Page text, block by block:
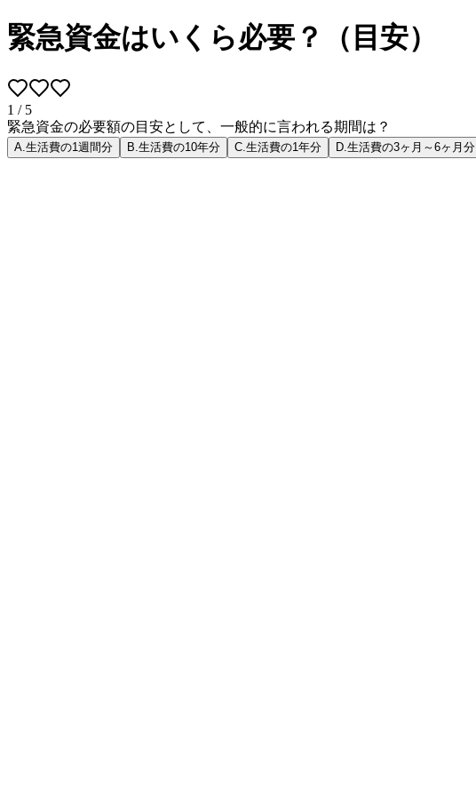
緊急資金はいくら必要？（目安）
1 / 5
緊急資金の必要額の目安として、一般的に言われる期間は？
A 生活費の1週間分 B 生活費の10年分 C 生活費の1年分 D 生活費の3ヶ月～6ヶ月分